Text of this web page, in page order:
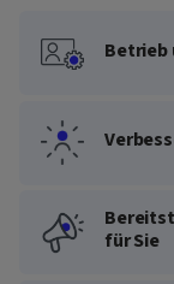
Betrieb
für Sie